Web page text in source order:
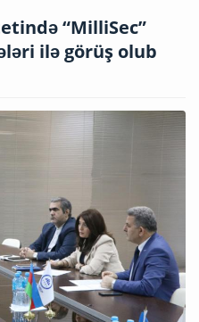
“MilliSec”
ilə görüş olub